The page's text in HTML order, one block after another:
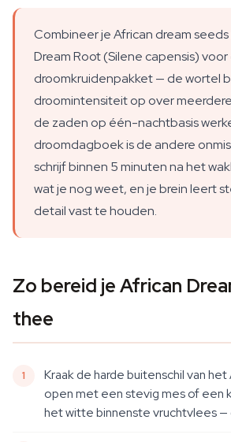
Combineer je African dream
Dream Root (Silene capensis)
droomkruidenpakket — de wortel
droomintensiteit op over
de zaden op één-nachtbasis
droomdagboek is de andere
schrijf binnen 5 minuten na het
wat je nog weet, en je brein leert
detail vast te houden.
Zo bereid je African
thee
Kraak de harde buitenschil van
open met een stevig mes of een
het witte binnenste vruchtvlees —